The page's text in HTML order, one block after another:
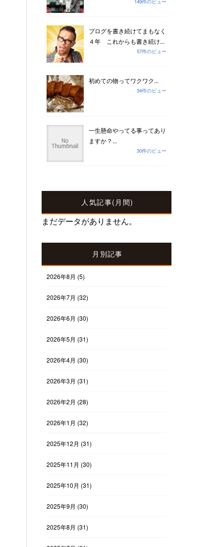
ブログを書き続けてまもなく
４年 これからも書き続け...
57件のビュー
初めての物ってワクワク...
34件のビュー
一生懸命やってる事ってあり
ますか？...
30件のビュー
人気記事(月間)
まだデータがありません。
月別記事
2026年8月 (5)
2026年7月 (32)
2026年6月 (30)
2026年5月 (31)
2026年4月 (30)
2026年3月 (31)
2026年2月 (28)
2026年1月 (32)
2025年12月 (31)
2025年11月 (30)
2025年10月 (31)
2025年9月 (30)
2025年8月 (31)